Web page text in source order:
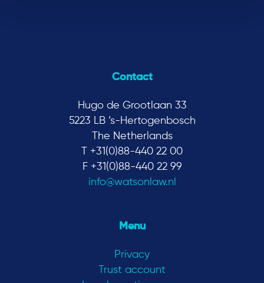
Contact
Hugo de Grootlaan 33
5223 LB ‘s-Hertogenbosch
The Netherlands
T +31(0)88-440 22 00
F +31(0)88-440 22 99
info@watsonlaw.nl
Menu
Privacy
Trust account